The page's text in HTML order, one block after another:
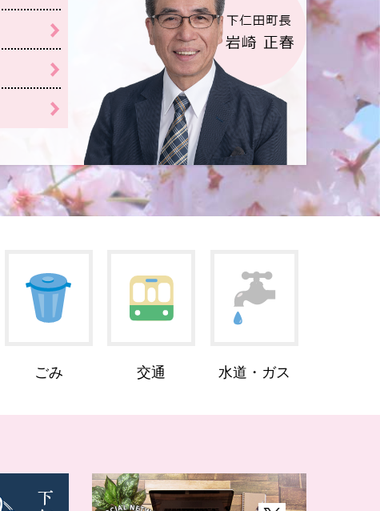
ごみ 交通 水道・ガス